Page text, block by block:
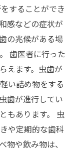
することができ
感などの症状が
の兆候がある場
歯医者に行った
えます。虫歯が
い詰め物をする
歯が進行してい
もあります。 虫
や定期的な歯科
物や飲み物は、